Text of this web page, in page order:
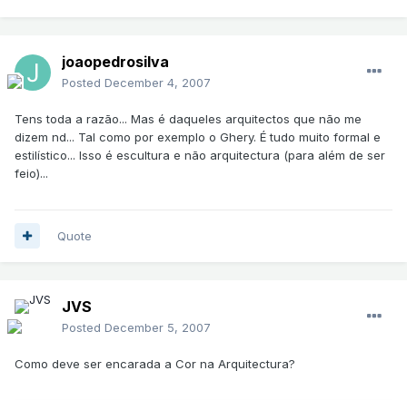
joaopedrosilva
Posted December 4, 2007
Tens toda a razão... Mas é daqueles arquitectos que não me
dizem nd... Tal como por exemplo o Ghery. É tudo muito formal e
estilístico... Isso é escultura e não arquitectura (para além de ser
feio)...
Quote
JVS
Posted December 5, 2007
Como deve ser encarada a Cor na Arquitectura?